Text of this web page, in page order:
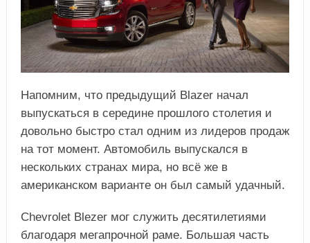
Напомним, что предыдущий Blazer начал
выпускаться в середине прошлого столетия и
довольно быстро стал одним из лидеров продаж
на тот момент. Автомобиль выпускался в
нескольких странах мира, но всё же в
американском варианте он был самый удачный.
Chevrolet Blezer мог служить десятилетиями
благодаря мегапрочной раме. Большая часть